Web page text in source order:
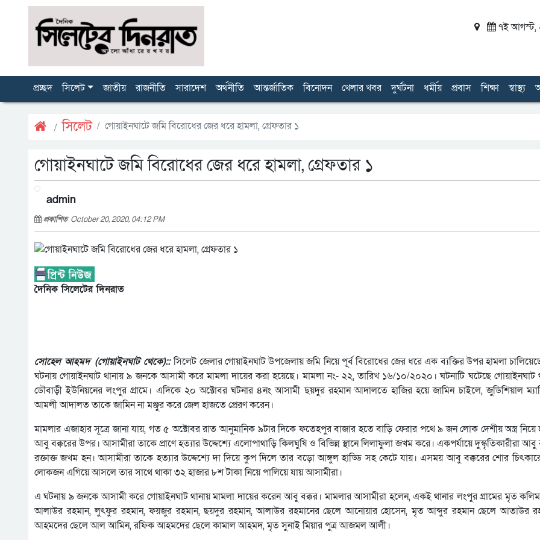
৭ই আগস্ট,
প্রচ্ছদ সিলেট জাতীয় রাজনীতি সারাদেশ অর্থনীতি আন্তর্জাতিক বিনোদন খেলার খবর দুর্ঘটনা ধর্মীয় প্রবাস শিক্ষা স্বাস্থ্য
সিলেট গোয়াইনঘাটে জমি বিরোধের জের ধরে হামলা, গ্রেফতার ১
গোয়াইনঘাটে জমি বিরোধের জের ধরে হামলা, গ্রেফতার ১
admin
প্রকাশিত October 20, 2020, 04:12 PM
দৈনিক সিলেটের দিনরাত
সোহেল আহমদ (গোয়াইনঘাট থেকে):: সিলেট জেলার গোয়াইনঘাট উপজেলায় জমি নিয়ে পূর্ব বিরোধের জের ধরে এক ব্যক্তির উপর হামলা চালিয়েছে
ঘটনায় গোয়াইনঘাট থানায় ৯ জনকে আসামী করে মামলা দায়ের করা হয়েছে। মামলা নং- ২২, তারিখ ১৬/১০/২০২০। ঘটনাটি ঘটেছে গোয়াইনঘাট
ডৌবাড়ী ইউনিয়নের লংপুর গ্রামে। এদিকে ২০ অক্টোবর ঘটনার ৪নং আসামী ছয়দুর রহমান আদালতে হাজির হয়ে জামিন চাইলে, জুডিশিয়াল
আমলী আদালত তাকে জামিন না মঞ্জুর করে জেল হাজতে প্রেরণ করেন।
মামলার এজাহার সূত্রে জানা যায়, গত ৫ অক্টোবর রাত আনুমানিক ৯টার দিকে ফতেহপুর বাজার হতে বাড়ি ফেরার পথে ৯ জন লোক দেশীয় অস্ত্র নিয়ে
আবু বক্করের উপর। আসামীরা তাকে প্রাণে হত্যার উদ্দেশ্যে এলোপাথাড়ি কিলঘুষি ও বিভিন্ন স্থানে লিলাফুলা জখম করে। একপর্যায়ে দুস্কৃতিকারীরা
রক্তাক্ত জখম হন। আসামীরা তাকে হত্যার উদ্দেশ্যে দা দিয়ে কুপ দিলে তার বড়ো আঙ্গুল হাড্ডি সহ কেটে যায়। এসময় আবু বক্করের শোর
লোকজন এগিয়ে আসলে তার সাথে থাকা ৩২ হাজার ৮শ টাকা নিয়ে পালিয়ে যায় আসামীরা।
এ ঘটনায় ৯ জনকে আসামী করে গোয়াইনঘাট থানায় মামলা দায়ের করেন আবু বক্কর। মামলার আসামীরা হলেন, একই থানার লংপুর গ্রামের মৃত কলিম
আলাউর রহমান, লুৎফুর রহমান, ফয়জুর রহমান, ছয়দুর রহমান, আলাউর রহমানের ছেলে আনোয়ার হোসেন, মৃত আব্দুর রহমান ছেলে আতাউর
আহমদের ছেলে আল আমিন, রফিক আহমদের ছেলে কামাল আহমদ, মৃত সুনাই মিয়ার পুত্র আজমল আলী।